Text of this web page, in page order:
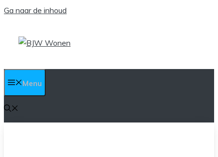
Ga naar de inhoud
Menu